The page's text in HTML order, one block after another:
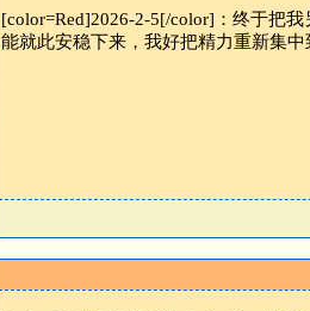
[color=Red]2026-2-5[/color]：终于把
能就此安稳下来，我好把精力重新集